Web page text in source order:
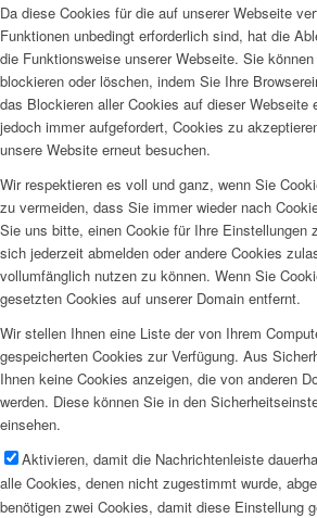
Da diese Cookies für die auf unserer Webseite
Funktionen unbedingt erforderlich sind, hat die
die Funktionsweise unserer Webseite. Sie
blockieren oder löschen, indem Sie Ihre
das Blockieren aller Cookies auf dieser Webseite
jedoch immer aufgefordert, Cookies zu
unsere Website erneut besuchen.
Wir respektieren es voll und ganz, wenn Sie
zu vermeiden, dass Sie immer wieder nach
Sie uns bitte, einen Cookie für Ihre Einstellungen
sich jederzeit abmelden oder andere Cookies
vollumfänglich nutzen zu können. Wenn Sie
gesetzten Cookies auf unserer Domain entfernt.
Wir stellen Ihnen eine Liste der von Ihrem
gespeicherten Cookies zur Verfügung. Aus
Ihnen keine Cookies anzeigen, die von anderen
werden. Diese können Sie in den
einsehen.
Aktivieren, damit die Nachrichtenleiste
alle Cookies, denen nicht zugestimmt wurde,
benötigen zwei Cookies, damit diese Einstellung